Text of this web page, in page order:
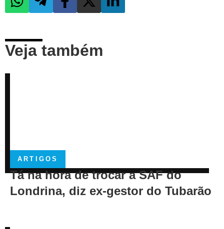
Veja também
ARTIGOS
Tá na hora de trocar a SAF do
Londrina, diz ex-gestor do Tubarão